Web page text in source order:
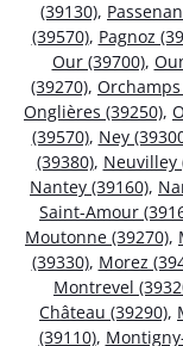
(39130),
(39570), Pagnoz
Our (39700),
(39270), Orchamps
Onglières (39250),
(39570), Ney
(39380), Neuvilley
Nantey (39160),
Saint-Amour
Moutonne (39270),
(39330), Morez
Montrevel
Château (39290),
(39110),